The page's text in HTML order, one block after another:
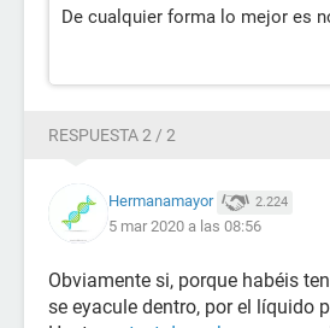
De cualquier forma lo mejor es
RESPUESTA 2 / 2
Hermanamayor 2.224
5 mar 2020 a las 08:56
Obviamente si, porque habéis
se eyacule dentro, por el líquido